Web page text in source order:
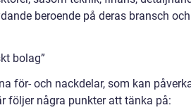
beroende på deras bransch och
bolag”
för- och nackdelar, som kan
följer några punkter att tänka på: